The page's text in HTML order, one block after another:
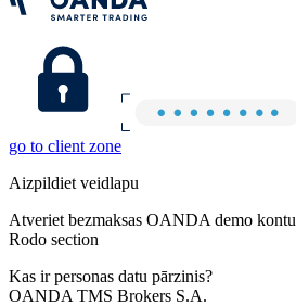
go to client zone
Aizpildiet veidlapu
Atveriet bezmaksas OANDA demo kontu
Rodo section
Kas ir personas datu pārzinis?
OANDA TMS Brokers S.A.